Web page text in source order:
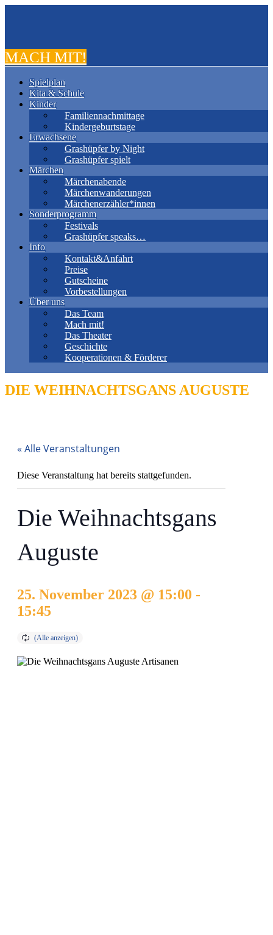
MACH MIT!
Spielplan
Kita & Schule
Kinder
Familiennachmittage
Kindergeburtstage
Erwachsene
Grashüpfer by Night
Grashüpfer spielt
Märchen
Märchenabende
Märchenwanderungen
Märchenerzähler*innen
Sonderprogramm
Festivals
Grashüpfer speaks…
Info
Kontakt&Anfahrt
Preise
Gutscheine
Vorbestellungen
Über uns
Das Team
Mach mit!
Das Theater
Geschichte
Kooperationen & Förderer
DIE WEIHNACHTSGANS AUGUSTE
« Alle Veranstaltungen
Diese Veranstaltung hat bereits stattgefunden.
Die Weihnachtsgans
Auguste
25. November 2023 @ 15:00 -
15:45